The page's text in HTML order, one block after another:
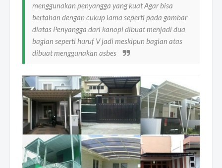
menggunakan penyangga yang kuat Agar bisa
bertahan dengan cukup lama seperti pada gambar
diatas Penyangga dari kanopi dibuat menjadi dua
bagian seperti huruf V jadi meskipun bagian atas
dibuat menggunakan asbes